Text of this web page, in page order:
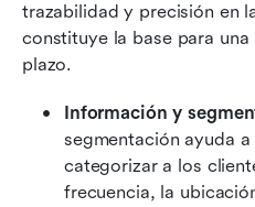
trazabilidad y precisión en
constituye la base para
plazo.
Información y
segmentación ayuda a
categorizar a los
frecuencia, la